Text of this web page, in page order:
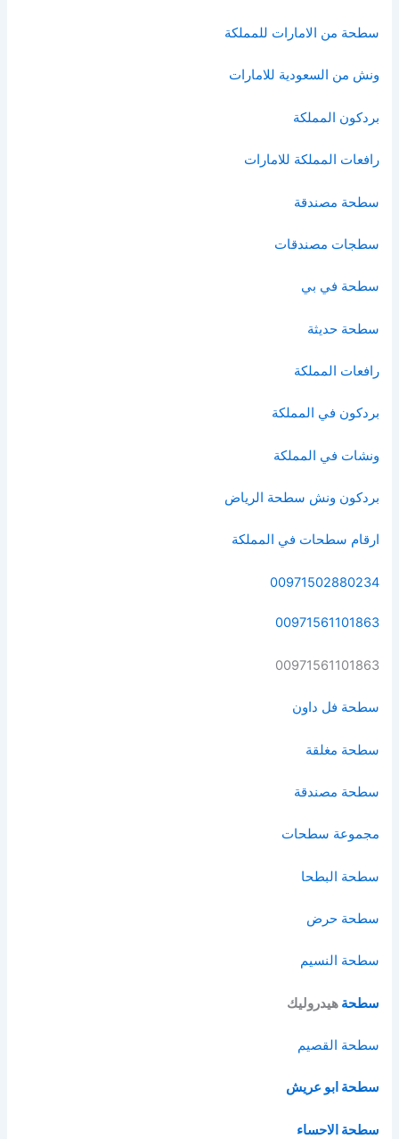
سطحة من الامارات للمملكة
ونش من السعودية للامارات
بردكون المملكة
رافعات المملكة للامارات
سطحة مصندقة
سطجات مصندقات
سطحة في بي
سطحة حديثة
رافعات المملكة
بردكون في المملكة
ونشات في المملكة
بردكون ونش سطحة الرياض
ارقام سطحات في المملكة
00971502880234
00971561101863
00971561101863
سطحة فل داون
سطحة مغلقة
سطحة مصندقة
مجموعة سطحات
سطحة البطحا
سطحة حرض
سطحة النسيم
سطحة هيدروليك
سطحة القصيم
سطحة ابو عريش
سطحة الاحساء